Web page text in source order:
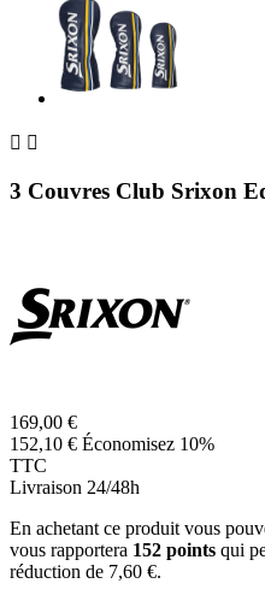
 
3 Couvres Club Srixon
169,00 €
152,10 € Économisez 10%
TTC
Livraison 24/48h
En achetant ce produit vous
vous rapportera 152 points qui
réduction de 7,60 €.